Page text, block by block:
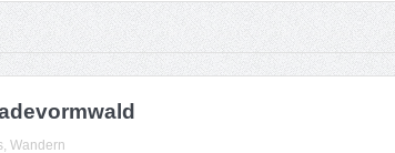
, Wandern